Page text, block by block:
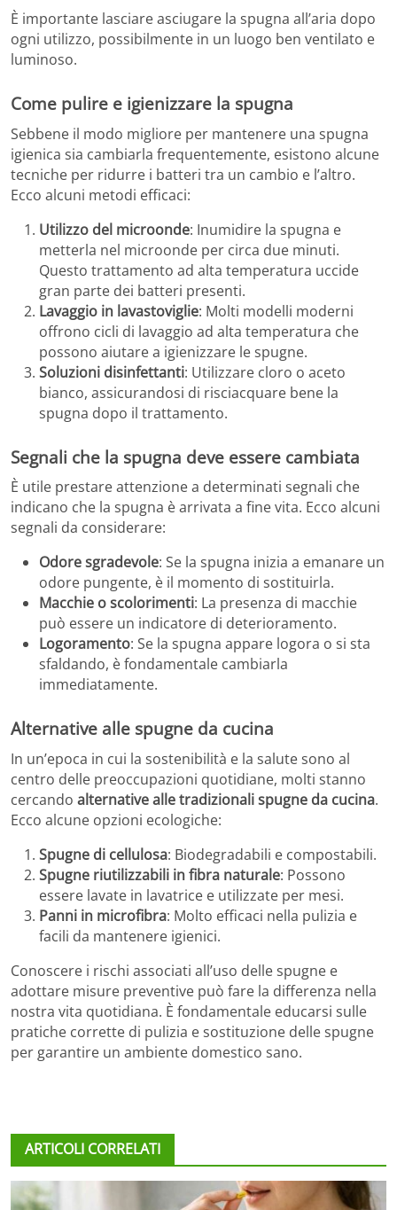
È importante lasciare asciugare la spugna all’aria dopo
ogni utilizzo, possibilmente in un luogo ben ventilato e
luminoso.
Come pulire e igienizzare la spugna
Sebbene il modo migliore per mantenere una spugna
igienica sia cambiarla frequentemente, esistono alcune
tecniche per ridurre i batteri tra un cambio e l’altro.
Ecco alcuni metodi efficaci:
Utilizzo del microonde: Inumidire la spugna e
metterla nel microonde per circa due minuti.
Questo trattamento ad alta temperatura uccide
gran parte dei batteri presenti.
Lavaggio in lavastoviglie: Molti modelli moderni
offrono cicli di lavaggio ad alta temperatura che
possono aiutare a igienizzare le spugne.
Soluzioni disinfettanti: Utilizzare cloro o aceto
bianco, assicurandosi di risciacquare bene la
spugna dopo il trattamento.
Segnali che la spugna deve essere cambiata
È utile prestare attenzione a determinati segnali che
indicano che la spugna è arrivata a fine vita. Ecco alcuni
segnali da considerare:
Odore sgradevole: Se la spugna inizia a emanare un
odore pungente, è il momento di sostituirla.
Macchie o scolorimenti: La presenza di macchie
può essere un indicatore di deterioramento.
Logoramento: Se la spugna appare logora o si sta
sfaldando, è fondamentale cambiarla
immediatamente.
Alternative alle spugne da cucina
In un’epoca in cui la sostenibilità e la salute sono al
centro delle preoccupazioni quotidiane, molti stanno
cercando alternative alle tradizionali spugne da cucina.
Ecco alcune opzioni ecologiche:
Spugne di cellulosa: Biodegradabili e compostabili.
Spugne riutilizzabili in fibra naturale: Possono
essere lavate in lavatrice e utilizzate per mesi.
Panni in microfibra: Molto efficaci nella pulizia e
facili da mantenere igienici.
Conoscere i rischi associati all’uso delle spugne e
adottare misure preventive può fare la differenza nella
nostra vita quotidiana. È fondamentale educarsi sulle
pratiche corrette di pulizia e sostituzione delle spugne
per garantire un ambiente domestico sano.
ARTICOLI CORRELATI